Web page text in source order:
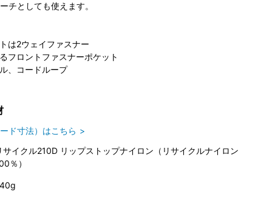
チとしても使えます。
は2ウェイファスナー
フロントファスナーポケット
、コードループ
ド寸法）はこちら
サイクル210D リップストップナイロン（リサイクルナイロン
％）